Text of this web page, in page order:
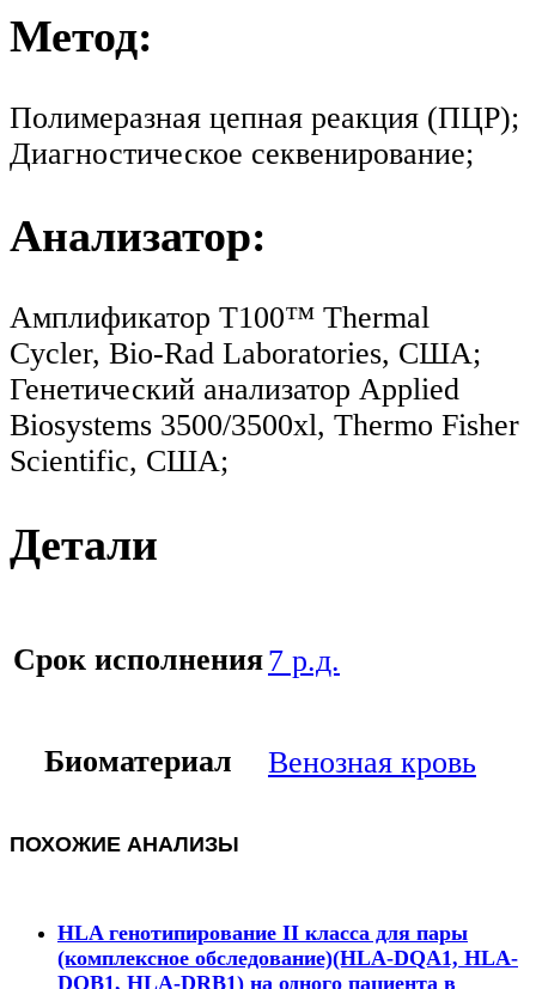
Метод:
Полимеразная цепная реакция (ПЦР);
Диагностическое секвенирование;
Анализатор:
Амплификатор T100™ Thermal
Cycler, Bio-Rad Laboratories, США;
Генетический анализатор Applied
Biosystems 3500/3500xl, Thermo Fisher
Scientific, США;
Детали
Срок исполнения7 р.д.
Биоматериал Венозная кровь
ПОХОЖИЕ АНАЛИЗЫ
HLA генотипирование II класса для пары
(комплексное обследование)(HLA-DQA1, HLA-
DQB1, HLA-DRB1) на одного пациента в